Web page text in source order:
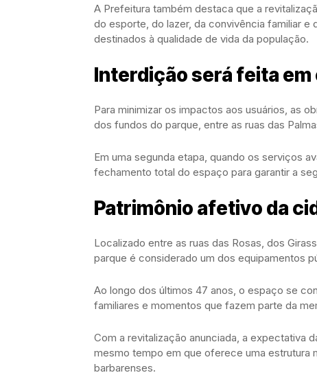
A Prefeitura também destaca que a
do esporte, do lazer, da convivência familiar
destinados à qualidade de vida da população.
Interdição será feita em
Para minimizar os impactos aos usuários, as
dos fundos do parque, entre as ruas das
Em uma segunda etapa, quando os serviços
fechamento total do espaço para garantir a
Patrimônio afetivo da
Localizado entre as ruas das Rosas, dos
parque é considerado um dos equipamentos
Ao longo dos últimos 47 anos, o espaço se
familiares e momentos que fazem parte da
Com a revitalização anunciada, a expectativa
mesmo tempo em que oferece uma estrutura
barbarenses.